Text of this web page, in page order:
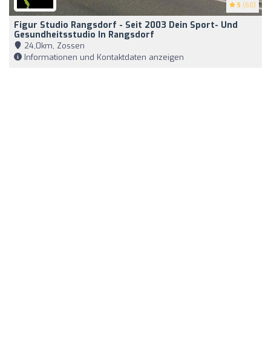
5 (60)
Figur Studio Rangsdorf - Seit 2003 Dein Sport- Und
Gesundheitsstudio In Rangsdorf
24,0km, Zossen
Informationen und Kontaktdaten anzeigen